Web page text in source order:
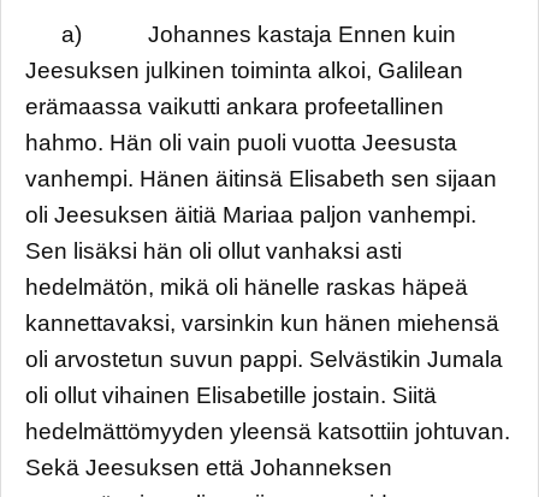
a) Johannes kastaja Ennen kuin
Jeesuksen julkinen toiminta alkoi, Galilean
erämaassa vaikutti ankara profeetallinen
hahmo. Hän oli vain puoli vuotta Jeesusta
vanhempi. Hänen äitinsä Elisabeth sen sijaan
oli Jeesuksen äitiä Mariaa paljon vanhempi.
Sen lisäksi hän oli ollut vanhaksi asti
hedelmätön, mikä oli hänelle raskas häpeä
kannettavaksi, varsinkin kun hänen miehensä
oli arvostetun suvun pappi. Selvästikin Jumala
oli ollut vihainen Elisabetille jostain. Siitä
hedelmättömyyden yleensä katsottiin johtuvan.
Sekä Jeesuksen että Johanneksen